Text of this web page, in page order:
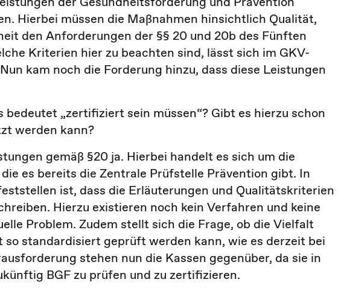
Hierbei müssen die Maßnahmen hinsichtlich Qualität,
den Anforderungen der §§ 20 und 20b des Fünften
Kriterien hier zu beachten sind, lässt sich im GKV-
kam noch die Forderung hinzu, dass diese Leistungen
bedeutet „zertifiziert sein müssen“? Gibt es hierzu schon
werden kann?
gemäß §20 ja. Hierbei handelt es sich um die
es bereits die Zentrale Prüfstelle Prävention gibt. In
ist, dass die Erläuterungen und Qualitätskriterien
Hierzu existieren noch kein Verfahren und keine
Problem. Zudem stellt sich die Frage, ob die Vielfalt
so standardisiert geprüft werden kann, wie es derzeit bei
stehen nun die Kassen gegenüber, da sie in
BGF zu prüfen und zu zertifizieren.